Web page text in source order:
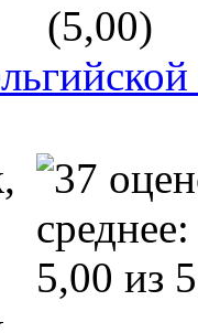
(5,00)